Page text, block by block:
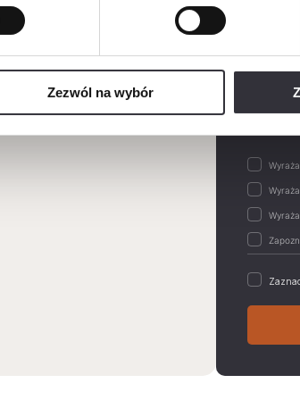
Zezwól na wybór